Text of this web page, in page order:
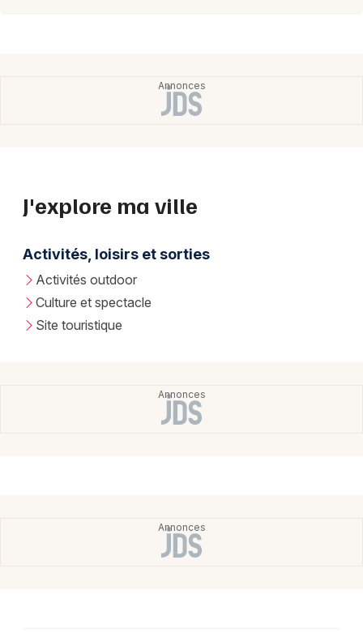
J'explore ma ville
Activités, loisirs et sorties
Activités outdoor
Culture et spectacle
Site touristique